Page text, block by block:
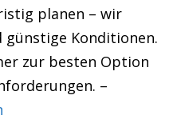
planen – wir
günstige Konditionen.
zur besten Option
–